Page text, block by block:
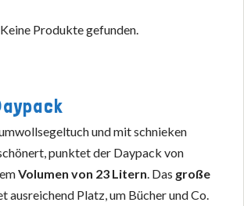
Keine Produkte gefunden.
und mit schnieken
punktet der Daypack von
Volumen von 23 Litern . Das große
ausreichend Platz, um Bücher und Co.